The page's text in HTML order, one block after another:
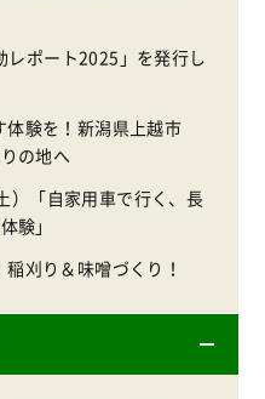
レポート2025」を発行し
体験を！新潟県上越市
の地へ
）「自家用車で行く、長
験」
刈り＆味噌づくり！